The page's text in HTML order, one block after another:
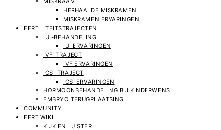
MISKRAAM
HERHAALDE MISKRAMEN
MISKRAMEN ERVARINGEN
FERTILITEITSTRAJECTEN
IUI-BEHANDELING
IUI ERVARINGEN
IVF-TRAJECT
IVF ERVARINGEN
ICSI-TRAJECT
ICSI ERVARINGEN
HORMOONBEHANDELING BIJ KINDERWENS
EMBRYO TERUGPLAATSING
COMMUNITY
FERTIWIKI
KIJK EN LUISTER